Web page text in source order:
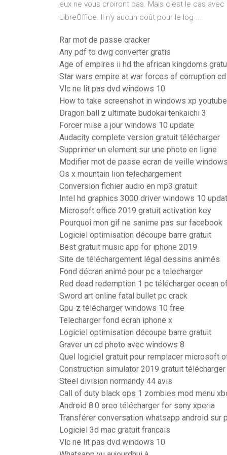
eux ne vous croiront pas. Mais c'est le cas
LibreOffice. Il n'y aucun coût pour le log ...
Rar mot de passe cracker
Any pdf to dwg converter gratis
Age of empires ii hd the african kingdoms
Star wars empire at war forces of corruption
Vlc ne lit pas dvd windows 10
How to take screenshot in windows xp youtube
Dragon ball z ultimate budokai tenkaichi 3
Forcer mise a jour windows 10 update
Audacity complete version gratuit télécharger
Supprimer un element sur une photo en ligne
Modifier mot de passe ecran de veille
Os x mountain lion telechargement
Conversion fichier audio en mp3 gratuit
Intel hd graphics 3000 driver windows 10
Microsoft office 2019 gratuit activation key
Pourquoi mon gif ne sanime pas sur facebook
Logiciel optimisation découpe barre gratuit
Best gratuit music app for iphone 2019
Site de téléchargement légal dessins animés
Fond décran animé pour pc a telecharger
Red dead redemption 1 pc télécharger ocean
Sword art online fatal bullet pc crack
Gpu-z télécharger windows 10 free
Telecharger fond ecran iphone x
Logiciel optimisation découpe barre gratuit
Graver un cd photo avec windows 8
Quel logiciel gratuit pour remplacer microsoft
Construction simulator 2019 gratuit
Steel division normandy 44 avis
Call of duty black ops 1 zombies mod menu
Android 8.0 oreo télécharger for sony xperia
Transférer conversation whatsapp android sur
Logiciel 3d mac gratuit francais
Vlc ne lit pas dvd windows 10